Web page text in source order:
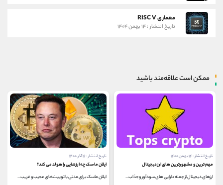
معماری RISC V
تاریخ انتشار : ۱۴ بهمن ۱۴۰۴
ممکن است علاقه‌مند باشید
تاریخ انتشار : ۱۴ بهمن ۱۴۰۰
مهم ترین و مشهورترین های ارز دیجیتال
ارزهای دیجیتال از جمله دارایی های سودآور و جذاب...
تاریخ انتشار : ۱۶ آذر ۱۴۰۰
ایلان ماسک چه ارزهایی را هولد می کند؟
ایلان ماسک برای مدتی با توییت‌های عجیب و غریب...